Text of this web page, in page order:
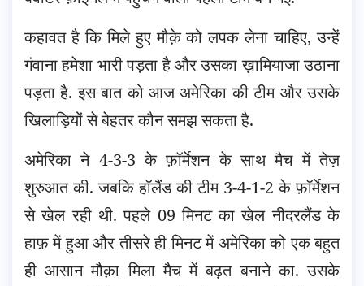
कहावत है कि मिले हुए मौक़े को लपक लेना चाहिए, उन्हें
गंवाना हमेशा भारी पड़ता है और उसका ख़ामियाजा उठाना
पड़ता है. इस बात को आज अमेरिका की टीम और उसके
खिलाड़ियों से बेहतर कौन समझ सकता है.
अमेरिका ने 4-3-3 के फ़ॉर्मेशन के साथ मैच में तेज़
शुरुआत की. जबकि हॉलैंड की टीम 3-4-1-2 के फ़ॉर्मेशन
से खेल रही थी. पहले 09 मिनट का खेल नीदरलैंड के
हाफ़ में हुआ और तीसरे ही मिनट में अमेरिका को एक बहुत
ही आसान मौक़ा मिला मैच में बढ़त बनाने का. उसके